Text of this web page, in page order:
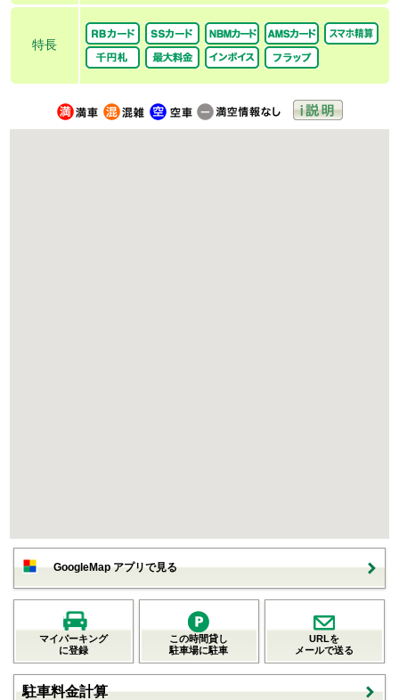
特長
GoogleMap アプリで見る
マイパーキング
に登録
この時間貸し
駐車場に駐車
URLを
メールで送る
駐車料金計算